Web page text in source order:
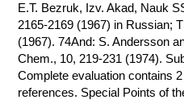
E.T. Bezruk, Izv. Akad, Nauk
2165-2169 (1967) in Russian;
(1967). 74And: S. Andersson
Chem., 10, 219-231 (1974).
Complete evaluation contains
references. Special Points of